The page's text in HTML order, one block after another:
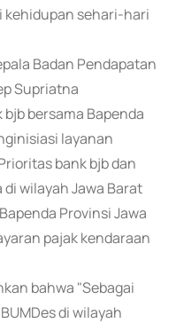
kehidupan sehari-hari
Badan Pendapatan
Supriatna
bersama Bapenda
layanan
bank bjb dan
wilayah Jawa Barat
Provinsi Jawa
pajak kendaraan
bahwa "Sebagai
di wilayah